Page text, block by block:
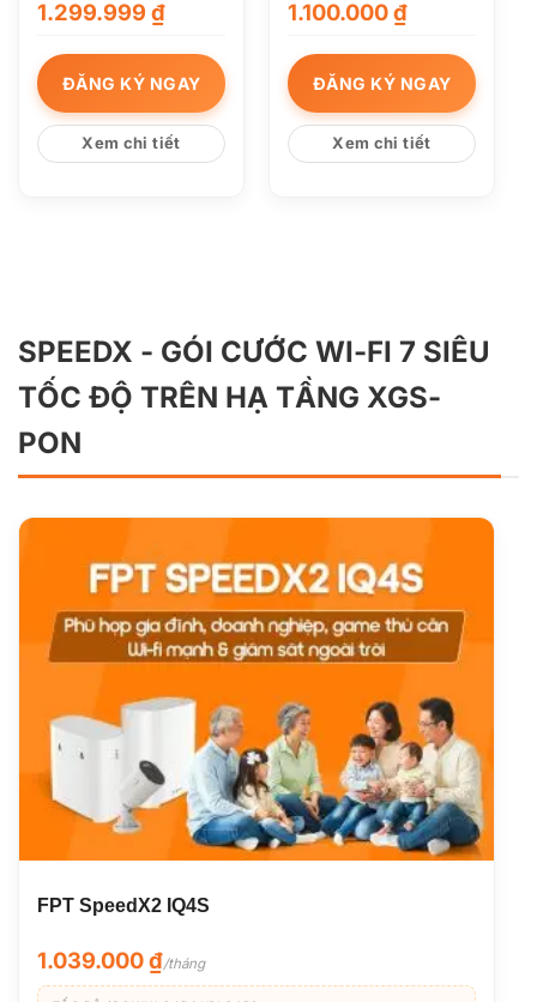
1.299.999 ₫
ĐĂNG KÝ NGAY
Xem chi tiết
1.100.000₫
ĐĂNG KÝ NGAY
Xem chi tiết
SPEEDX - GÓI CƯỚC WI-FI 7 SIÊU
TỐC ĐỘ TRÊN HẠ TẦNG XGS-
PON
FPT SpeedX2 IQ4S
1.039.000₫/tháng